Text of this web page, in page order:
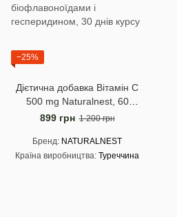
−25%
Дієтична добавка Вітамін С
500 mg Naturalnest, 60
рослинних капсул
899 грн 1 200 грн
Бренд NATURALNEST
Країна виробництва Туреччина